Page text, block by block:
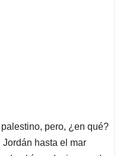
pero, ¿en qué?
hasta el mar